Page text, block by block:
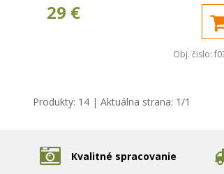
29 €
Obj. čislo:
Produkty: 14 | Aktuálna strana: 1/1
Kvalitné spracovanie